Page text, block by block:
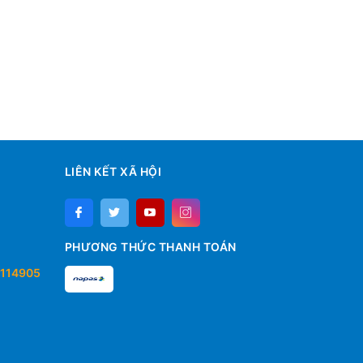
LIÊN KẾT XÃ HỘI
PHƯƠNG THỨC THANH TOÁN